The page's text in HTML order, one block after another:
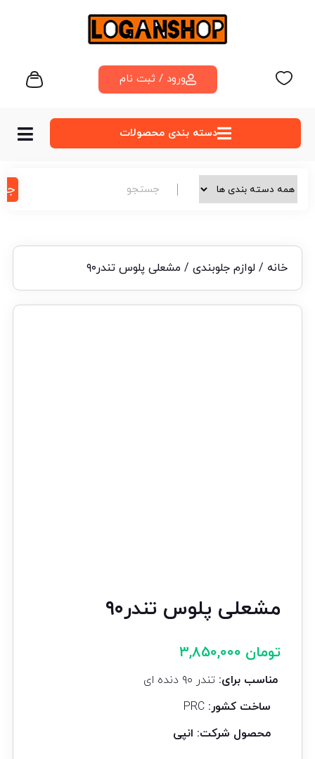
ورود / ثبت نام
دسته‌ بندی محصولات
خانه / لوازم جلوبندی/ مشعلی پلوس تندر۹۰
مشعلی پلوس تندر۹۰
تومان
مناسب برای: تندر ۹۰ دنده ای
ساخت کشور:
محصول شرکت: انپی